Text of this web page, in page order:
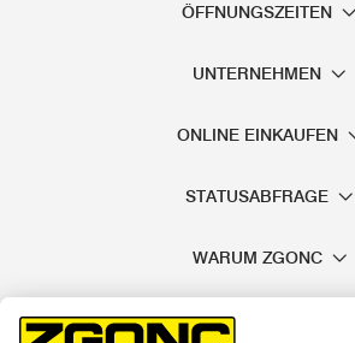
ÖFFNUNGSZEITEN
UNTERNEHMEN
ONLINE EINKAUFEN
STATUSABFRAGE
WARUM ZGONC